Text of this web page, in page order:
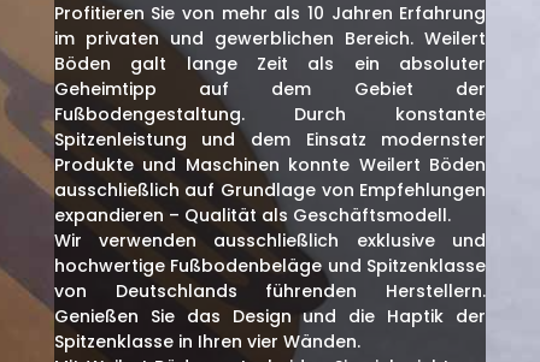
Profitieren Sie von mehr als 10 Jahren Erfahrung
im privaten und gewerblichen Bereich. Weilert
Böden galt lange Zeit als ein absoluter
Geheimtipp auf dem Gebiet der
Fußbodengestaltung. Durch konstante
Spitzenleistung und dem Einsatz modernster
Produkte und Maschinen konnte Weilert Böden
ausschließlich auf Grundlage von Empfehlungen
expandieren – Qualität als Geschäftsmodell.
Wir verwenden ausschließlich exklusive und
hochwertige Fußbodenbeläge und Spitzenklasse
von Deutschlands führenden Herstellern.
Genießen Sie das Design und die Haptik der
Spitzenklasse in Ihren vier Wänden.